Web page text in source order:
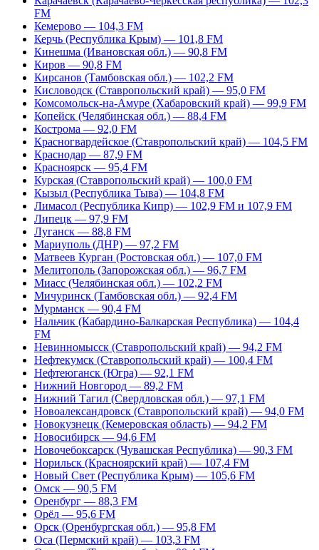
FM
Кемерово — 104,3 FM
Керчь (Республика Крым) — 101,8 FM
Кинешма (Ивановская обл.) — 90,8 FM
Киров — 90,8 FM
Кирсанов (Тамбовская обл.) — 102,2 FM
Кисловодск (Ставропольский край) — 95,0 FM
Комсомольск-на-Амуре (Хабаровский край) — 99,9 FM
Копейск (Челябинская обл.) — 88,4 FM
Кострома — 92,0 FM
Красногвардейское (Ставропольский край) — 104,5 FM
Краснодар — 87,9 FM
Красноярск — 95,4 FM
Курская (Ставропольский край) — 100,0 FM
Кызыл (Республика Тыва) — 104,8 FM
Лимасол (Республика Кипр) — 102,9 FM и 107,9 FM
Липецк — 97,9 FM
Луганск — 88,8 FM
Мариуполь (ДНР) — 97,2 FM
Матвеев Курган (Ростовская обл.) — 107,0 FM
Мелитополь (Запорожская обл.) — 96,7 FM
Миасс (Челябинская обл.) — 102,2 FM
Мичуринск (Тамбовская обл.) — 92,4 FM
Мурманск — 90,4 FM
Нальчик (Кабардино-Балкарская Республика) — 104,4
FM
Невинномысск (Ставропольский край) — 94,2 FM
Нефтекумск (Ставропольский край) — 100,4 FM
Нефтеюганск (Югра) — 92,1 FM
Нижний Новгород — 89,2 FM
Нижний Тагил (Свердловская обл.) — 97,1 FM
Новоалександровск (Ставропольский край) — 94,0 FM
Новокузнецк (Кемеровская область) — 94,2 FM
Новосибирск — 94,6 FM
Новочебоксарск (Чувашская Республика) — 90,3 FM
Норильск (Красноярский край) — 107,4 FM
Новый Свет (Республика Крым) — 105,6 FM
Омск — 90,5 FM
Оренбург — 88,3 FM
Орёл — 95,6 FM
Орск (Оренбургская обл.) — 95,8 FM
Оса (Пермский край) — 103,3 FM